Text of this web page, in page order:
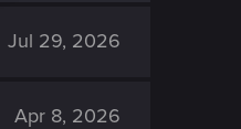
Jul 29, 2026
Apr 8, 2026